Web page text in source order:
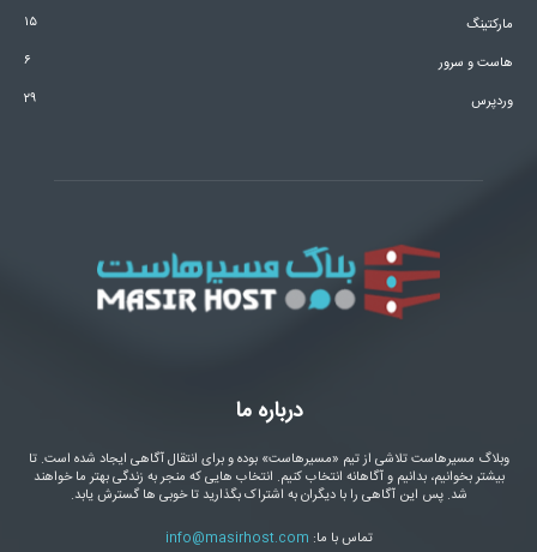
مارکتینگ
۱۵
هاست و سرور
۶
وردپرس
۲۹
درباره ما
وبلاگ مسیرهاست تلاشی از تیم «مسیرهاست» بوده و برای انتقال آگاهی ایجاد شده است. تا
بیشتر بخوانیم، بدانیم و آگاهانه انتخاب کنیم. انتخاب هایی که منجر به زندگی بهتر ما خواهند
شد. پس این آگاهی را با دیگران به اشتراک بگذارید تا خوبی ها گسترش یابد.
تماس با ما: info@masirhost.com